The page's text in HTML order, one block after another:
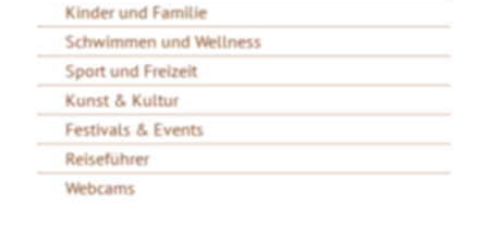
Kinder und Familie
Schwimmen und Wellness
Sport und Freizeit
Kunst & Kultur
Festivals & Events
Reiseführer
Webcams